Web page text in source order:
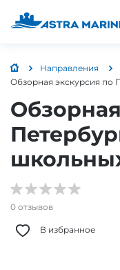
Направления
Обзорная экскурсия по
0 отзывов
В избранное